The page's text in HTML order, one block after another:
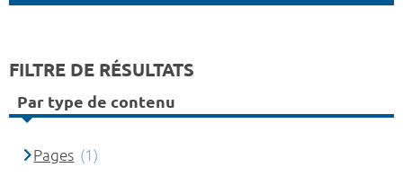
FILTRE DE RÉSULTATS
Par type de contenu
Pages (1)